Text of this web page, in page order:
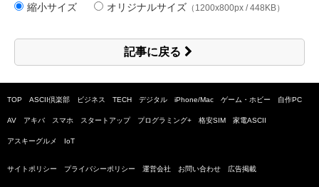
縮小サイズ オリジナルサイズ （1200x800px / 448KB）
記事に戻る
TOP ASCII倶楽部 ビジネス TECH デジタル iPhone/Mac ゲーム・ホビー 自作PC
AV アキバ スマホ スタートアップ プログラミング+ 格安SIM 家電ASCII
アスキーグルメ IoT
サイトポリシー プライバシーポリシー 運営会社 お問い合わせ 広告掲載